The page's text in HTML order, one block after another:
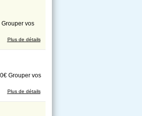
vos
Plus de détails
Grouper vos
Plus de détails